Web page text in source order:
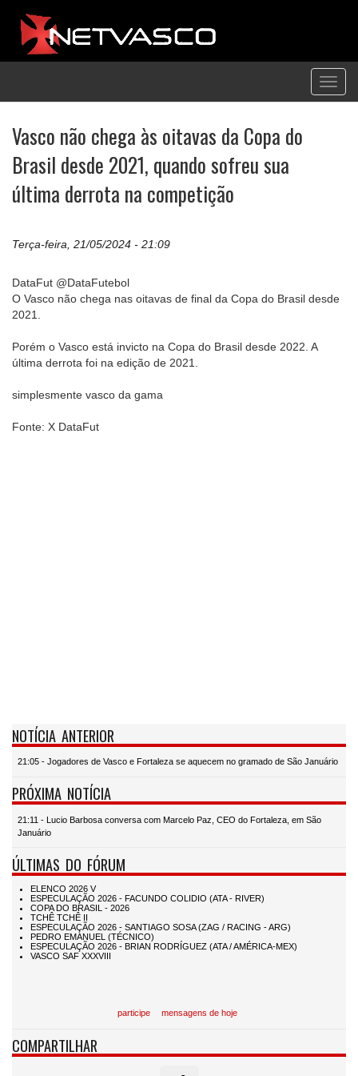
Vasco não chega às oitavas da Copa do
Brasil desde 2021, quando sofreu sua
última derrota na competição
Terça-feira, 21/05/2024 - 21:09
DataFut @DataFutebol
O Vasco não chega nas oitavas de final da Copa do Brasil desde
2021.
Porém o Vasco está invicto na Copa do Brasil desde 2022. A
última derrota foi na edição de 2021.
simplesmente vasco da gama
Fonte: X DataFut
NOTÍCIA ANTERIOR
21:05 - Jogadores de Vasco e Fortaleza se aquecem no gramado de São Januário
PRÓXIMA NOTÍCIA
21:11 - Lucio Barbosa conversa com Marcelo Paz, CEO do Fortaleza, em São
Januário
ÚLTIMAS DO FÓRUM
participe mensagens de hoje
COMPARTILHAR